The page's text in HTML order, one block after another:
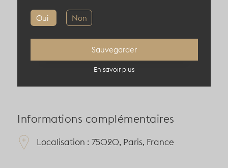
Capacité du lieu atypique
300 pers en théâtre
Informations complémentaires
Localisation : 75020, Paris, France
Oui Non
Sauvegarder
En savoir plus